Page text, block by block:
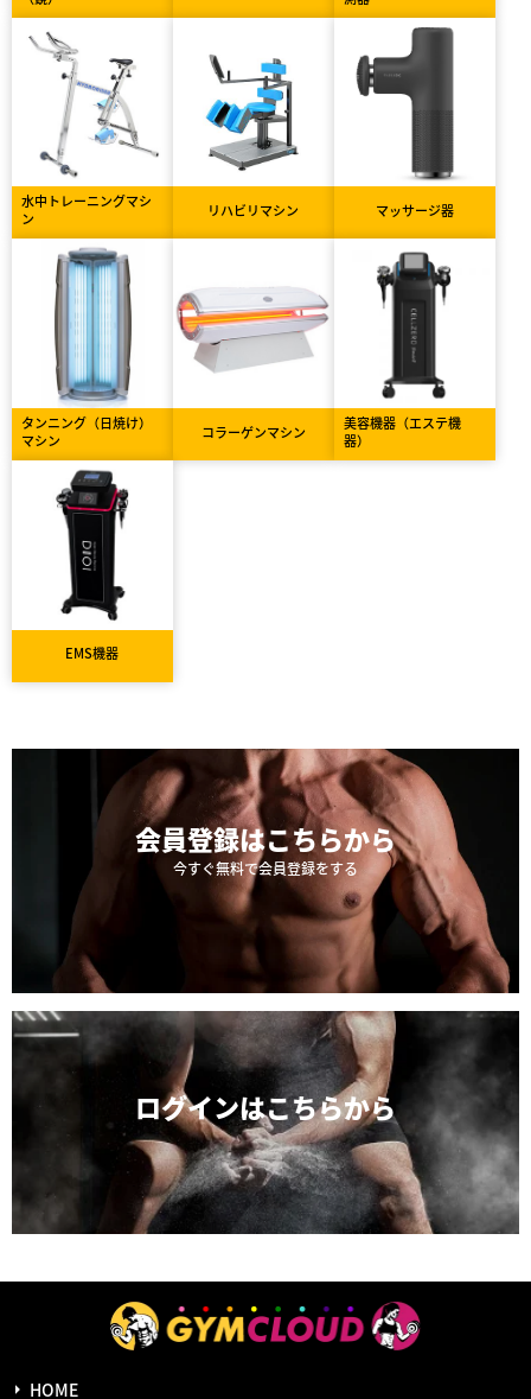
水中トレーニングマシ
ン
リハビリマシン マッサージ器
タンニング（日焼け）
マシン
コラーゲンマシン
美容機器（エステ機
器）
EMS機器
会員登録はこちらから
今すぐ無料で会員登録をする
ログインはこちらから
HOME